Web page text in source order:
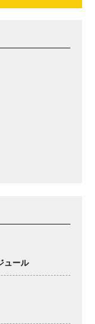
ュール